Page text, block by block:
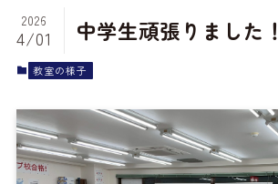
中学生頑張りました！
2026
4/01
教室の様子